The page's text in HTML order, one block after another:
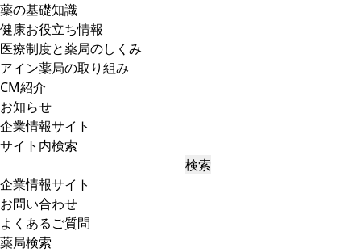
薬の基礎知識
健康お役立ち情報
医療制度と薬局のしくみ
アイン薬局の取り組み
CM紹介
お知らせ
企業情報サイト
サイト内検索
検索
企業情報サイト
お問い合わせ
よくあるご質問
薬局検索